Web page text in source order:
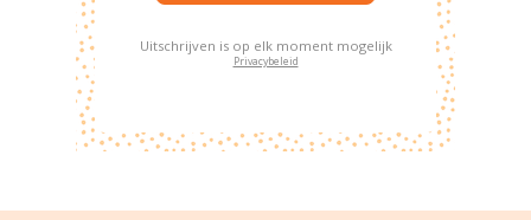
Uitschrijven is op elk moment mogelijk
Privacybeleid